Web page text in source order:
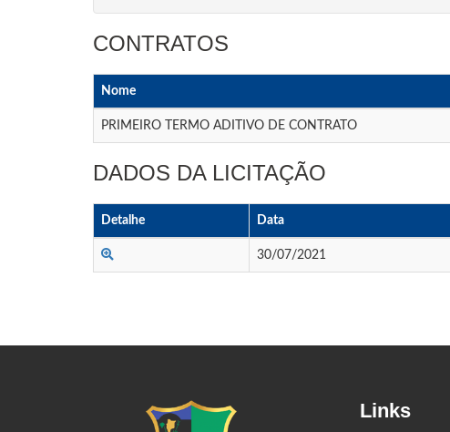
CONTRATOS
Nome
PRIMEIRO TERMO ADITIVO DE CONTRATO
DADOS DA LICITAÇÃO
Detalhe Data
30/07/2021
Links